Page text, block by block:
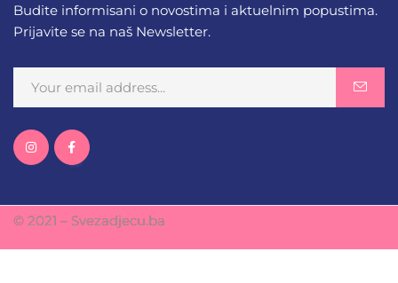
Budite informisani o novostima i aktuelnim popustima.
Prijavite se na naš Newsletter.
© 2021 – Svezadjecu.ba